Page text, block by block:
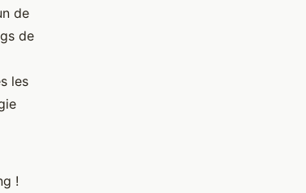
de
de
les
!